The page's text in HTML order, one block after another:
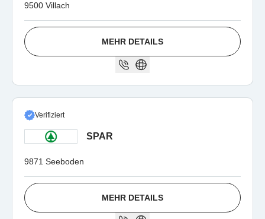
9500 Villach
MEHR DETAILS
Verifiziert
SPAR
9871 Seeboden
MEHR DETAILS